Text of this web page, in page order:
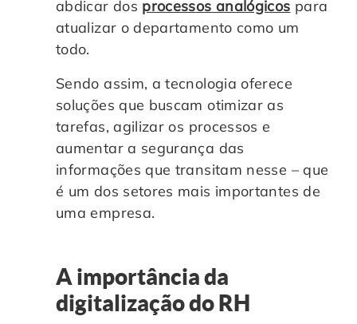
abdicar dos processos analógicos para
atualizar o departamento como um
todo.
Sendo assim, a tecnologia oferece
soluções que buscam otimizar as
tarefas, agilizar os processos e
aumentar a segurança das
informações que transitam nesse – que
é um dos setores mais importantes de
uma empresa.
A importância da
digitalização do RH